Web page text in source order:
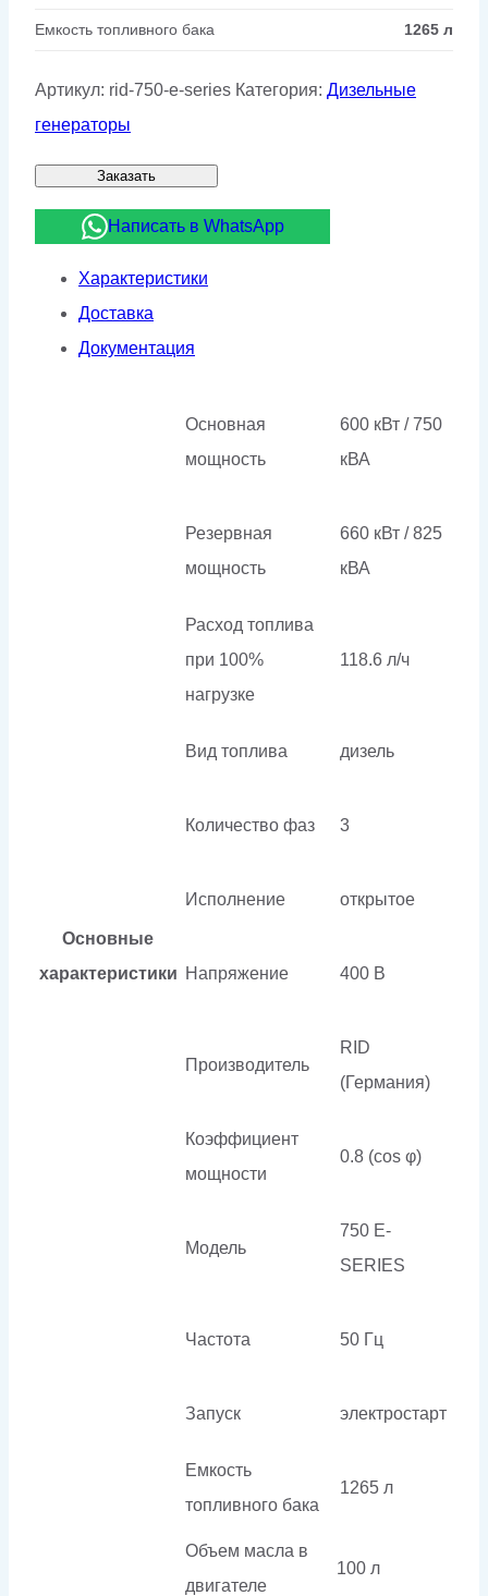
Емкость топливного бака 1265 л
Артикул: rid-750-e-series Категория: Дизельные
генераторы
Заказать
Написать в WhatsApp
Характеристики
Доставка
Документация
Основные
характеристики
Основная
мощность
600 кВт / 750
кВА
Резервная
мощность
660 кВт / 825
кВА
Расход топлива
при 100%
нагрузке
118.6 л/ч
Вид топлива дизель
Количество фаз 3
Исполнение открытое
Напряжение 400 В
Производитель
RID
(Германия)
Коэффициент
мощности
0.8 (cos φ)
Модель
750 E-
SERIES
Частота 50 Гц
Запуск электростарт
Емкость
топливного бака
1265 л
Объем масла в
двигателе
100 л